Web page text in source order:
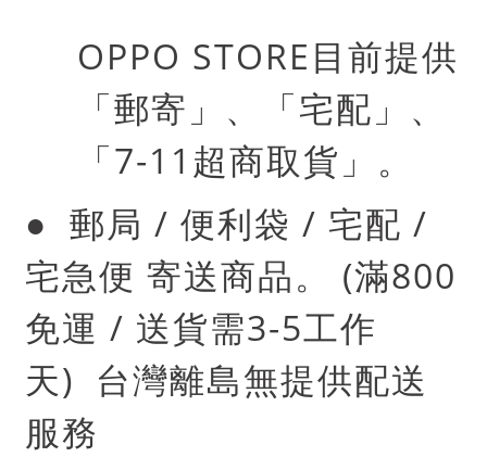
OPPO STORE目前提供
「郵寄」、「宅配」、
「7-11 超商取貨」。
● 郵局 / 便利袋 / 宅配 /
宅急便 寄送商品。 (滿800
免運 / 送貨需3-5工作
天) 台灣離島無提供配送
服務